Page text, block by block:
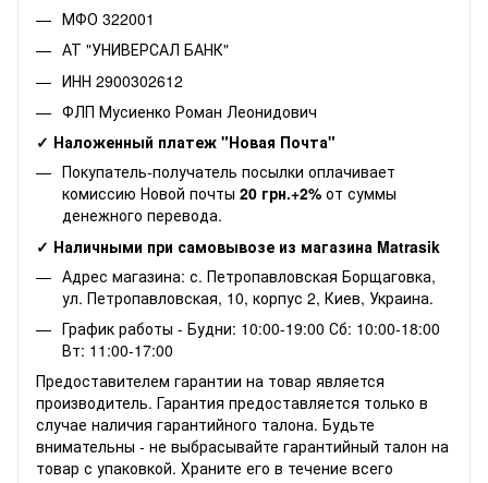
МФО 322001
АТ "УНИВЕРСАЛ БАНК"
ИНН 2900302612
ФЛП Мусиенко Роман Леонидович
✓ Наложенный платеж "Новая Почта"
Покупатель-получатель посылки оплачивает
комиссию Новой почты 20 грн.+2% от суммы
денежного перевода.
✓ Наличными при самовывозе из магазина Matrasik
Адрес магазина: с. Петропавловская Борщаговка,
ул. Петропавловская, 10, корпус 2, Киев, Украина.
График работы - Будни: 10:00-19:00 Сб: 10:00-18:00
Вт: 11:00-17:00
Предоставителем гарантии на товар является
производитель. Гарантия предоставляется только в
случае наличия гарантийного талона. Будьте
внимательны - не выбрасывайте гарантийный талон на
товар с упаковкой. Храните его в течение всего